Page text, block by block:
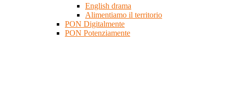
English drama
Alimentiamo il territorio
PON Digitalmente
PON Potenziamente